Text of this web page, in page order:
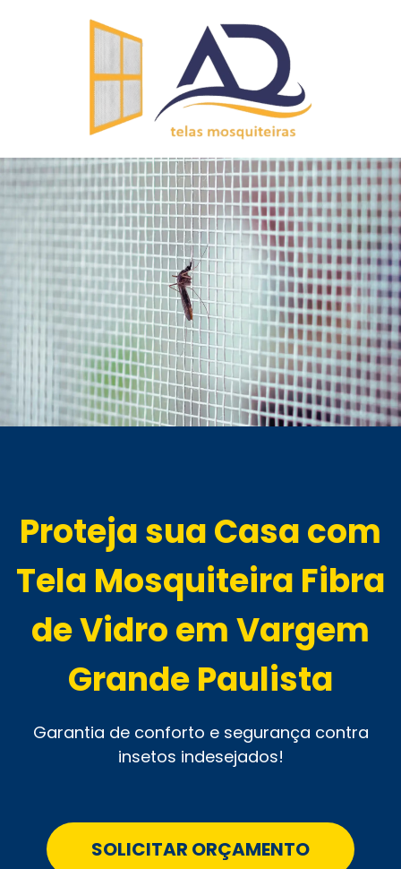
Proteja sua Casa com
Tela Mosquiteira Fibra
de Vidro em Vargem
Grande Paulista
Garantia de conforto e segurança contra
insetos indesejados!
SOLICITAR ORÇAMENTO